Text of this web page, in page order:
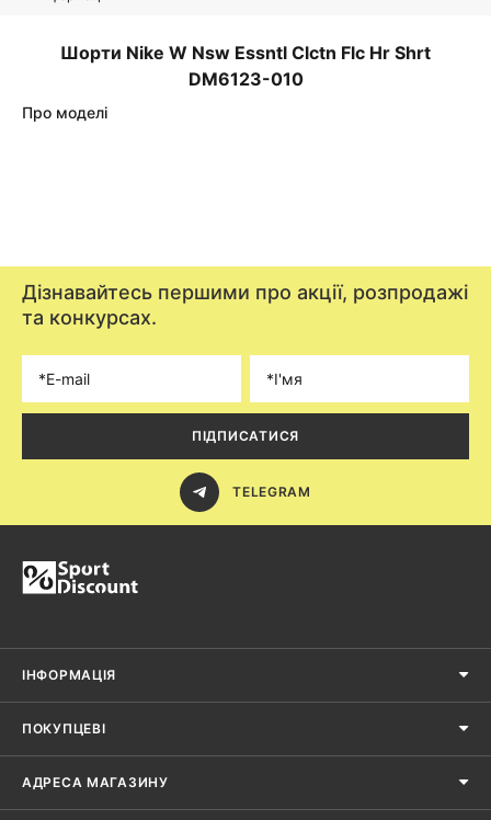
Шорти Nike W Nsw Essntl Clctn Flc Hr Shrt
DM6123-010
Про моделі
Дізнавайтесь першими про акції, розпродажі
та конкурсах.
ПІДПИСАТИСЯ
TELEGRAM
ІНФОРМАЦІЯ
ПОКУПЦЕВІ
АДРЕСА МАГАЗИНУ